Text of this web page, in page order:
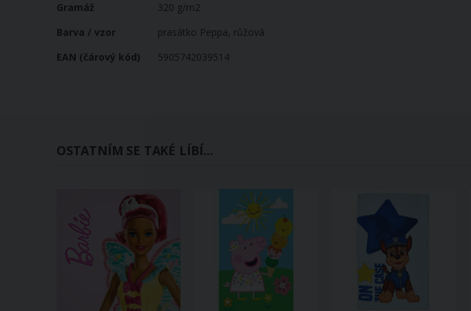
Gramáž
320 g/m2
Barva / vzor
prasátko Peppa, růžová
EAN (čárový kód)
5905742039514
OSTATNÍM SE TAKÉ LÍBÍ...